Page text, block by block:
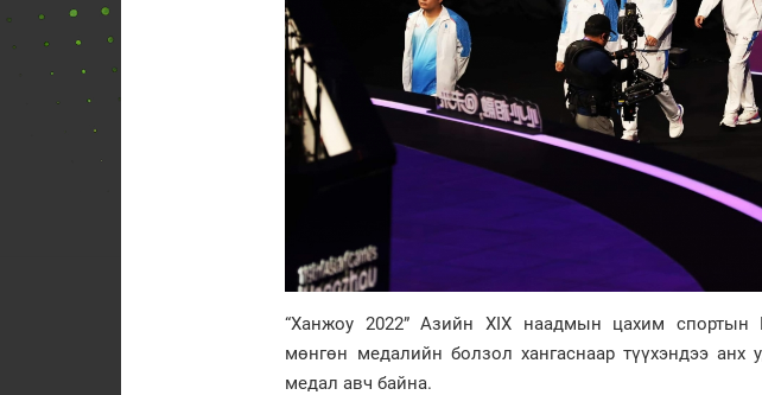
“Ханжоу 2022” Азийн XIX наадмын цахим спортын
мөнгөн медалийн болзол хангаснаар түүхэндээ анх
медал авч байна.